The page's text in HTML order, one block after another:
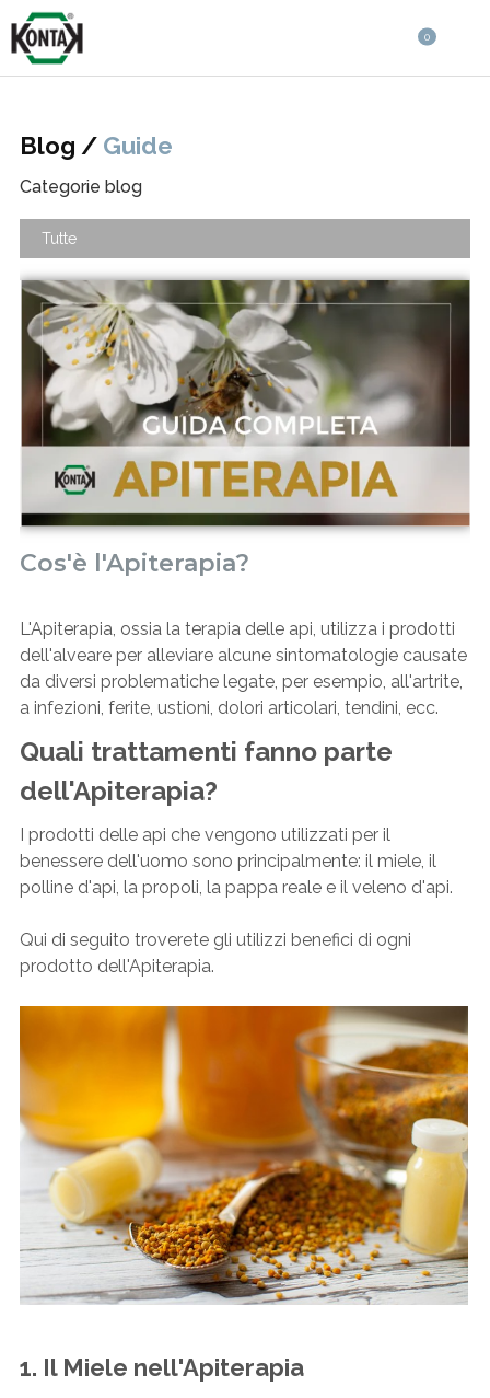
0
Blog / Guide
Categorie blog
Tutte
Cos'è l'Apiterapia?
L'Apiterapia, ossia la terapia delle api, utilizza i prodotti
dell'alveare per alleviare alcune sintomatologie causate
da diversi problematiche legate, per esempio, all'artrite,
a infezioni, ferite, ustioni, dolori articolari, tendini, ecc.
Quali trattamenti fanno parte
dell'Apiterapia?
I prodotti delle api che vengono utilizzati per il
benessere dell'uomo sono principalmente: il miele, il
polline d'api, la propoli, la pappa reale e il veleno d'api.
Qui di seguito troverete gli utilizzi benefici di ogni
prodotto dell'Apiterapia.
1. Il Miele nell'Apiterapia